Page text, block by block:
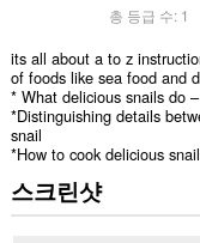
총 등급 수: 1
its all about a to z
of foods like sea food and
* What delicious snails do
*Distinguishing details
snail
*How to cook delicious
스크린샷